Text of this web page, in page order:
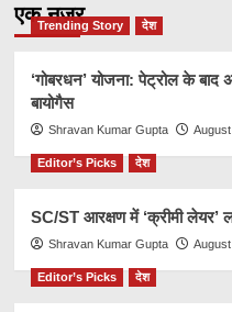
एक नज़र
Trending Story देश
‘गोबरधन’ योजना: पेट्रोल के
बायोगैस
Shravan Kumar Gupta
Editor’s Picks देश
SC/ST आरक्षण में ‘क्रीमी लेयर’
Shravan Kumar Gupta
Editor’s Picks देश